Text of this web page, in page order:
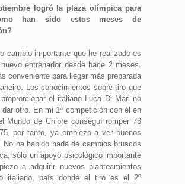
logró la plaza olímpica para
han sido estos meses de
cambio importante que he realizado es
entrenador desde hace 2 meses.
conveniente para llegar más preparada
Los conocimientos sobre tiro que
el italiano Luca Di Mari no
otro. En mi 1ª competición con él en
Mundo de Chipre conseguí romper 73
por tanto, ya empiezo a ver buenos
No ha habido nada de cambios bruscos
sólo un apoyo psicológico importante
a adquirir nuevos planteamientos
italiano, país donde el tiro es el 2º